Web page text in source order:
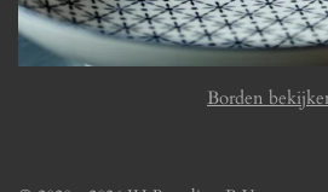
Borden